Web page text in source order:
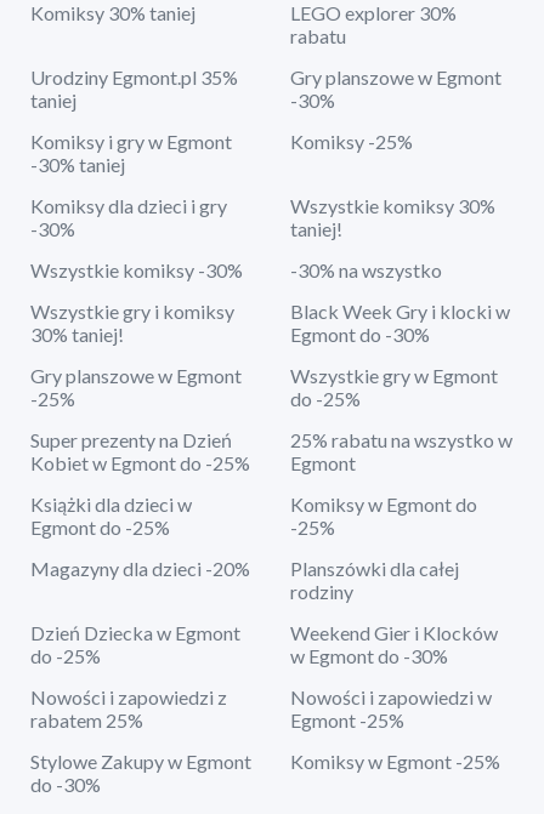
Komiksy 30% taniej
LEGO explorer 30%
rabatu
Urodziny Egmont.pl 35%
taniej
Gry planszowe w Egmont
-30%
Komiksy i gry w Egmont
-30% taniej
Komiksy -25%
Komiksy dla dzieci i gry
-30%
Wszystkie komiksy 30%
taniej!
Wszystkie komiksy -30%
-30% na wszystko
Wszystkie gry i komiksy
30% taniej!
Black Week Gry i klocki w
Egmont do -30%
Gry planszowe w Egmont
-25%
Wszystkie gry w Egmont
do -25%
Super prezenty na Dzień
Kobiet w Egmont do -25%
25% rabatu na wszystko w
Egmont
Książki dla dzieci w
Egmont do -25%
Komiksy w Egmont do
-25%
Magazyny dla dzieci -20%
Planszówki dla całej
rodziny
Dzień Dziecka w Egmont
do -25%
Weekend Gier i Klocków
w Egmont do -30%
Nowości i zapowiedzi z
rabatem 25%
Nowości i zapowiedzi w
Egmont -25%
Stylowe Zakupy w Egmont
do -30%
Komiksy w Egmont -25%